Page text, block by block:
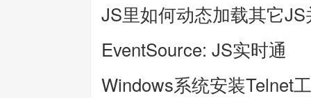
JS里如何动态加载其它
EventSource: JS实时通
Windows系统安装Telnet工